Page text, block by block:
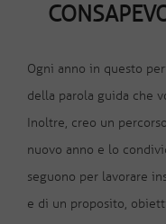
Ogni anno in questo
della parola guida che
Inoltre, creo un
nuovo anno e lo
seguono per lavorare
e di un proposito,